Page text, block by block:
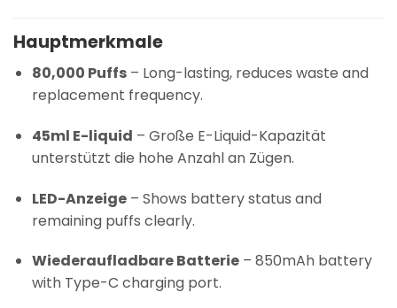
Hauptmerkmale
80,000 Puffs– Long-lasting, reduces waste and
replacement frequency.
45ml E-liquid – Große E-Liquid-Kapazität
unterstützt die hohe Anzahl an Zügen.
LED-Anzeige– Shows battery status and
remaining puffs clearly.
Wiederaufladbare Batterie– 850mAh battery
with Type-C charging port.